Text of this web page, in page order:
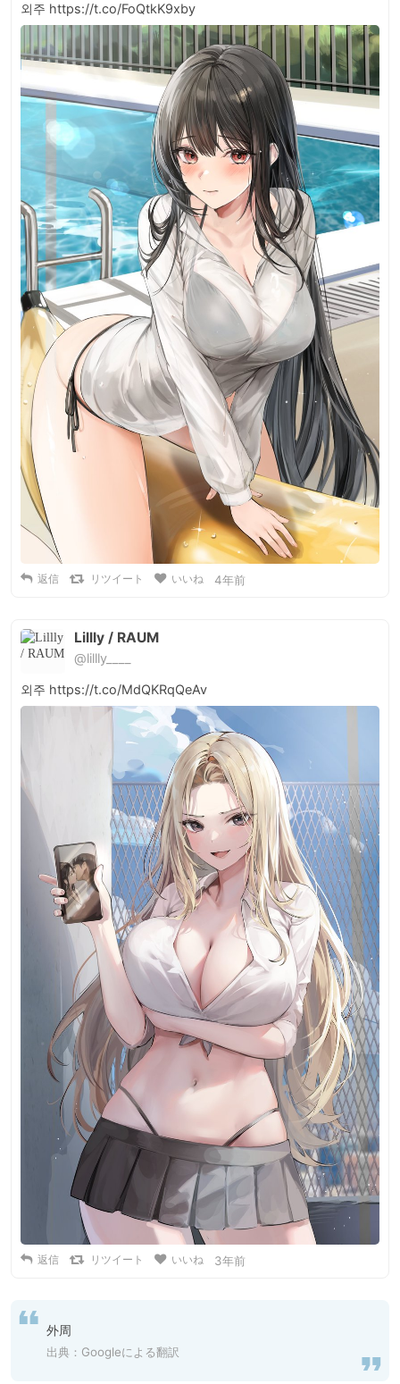
외주 https://t.co/FoQtkK9xby
返信 リツイート いいね 4年前
Lillly / RAUM
@lillly____
외주 https://t.co/MdQKRqQeAv
返信 リツイート いいね 3年前
外周
出典：Googleによる翻訳